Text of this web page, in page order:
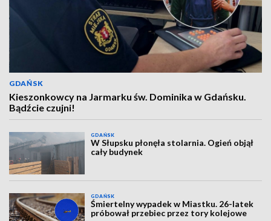
GDAŃSK
Kieszonkowcy na Jarmarku św. Dominika w Gdańsku.
Bądźcie czujni!
GDAŃSK
W Słupsku płonęła stolarnia. Ogień objął
cały budynek
GDAŃSK
Śmiertelny wypadek w Miastku. 26-latek
próbował przebiec przez tory kolejowe